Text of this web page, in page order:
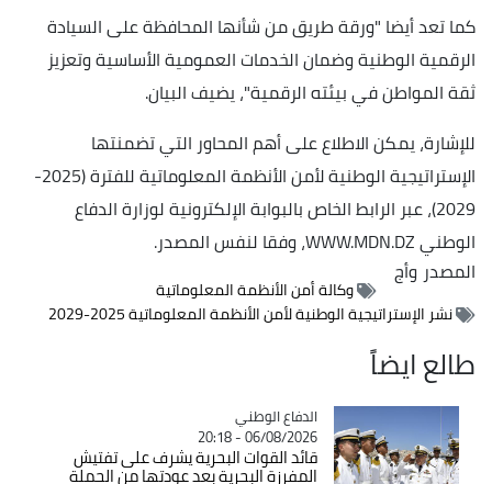
كما تعد أيضا "ورقة طريق من شأنها المحافظة على السيادة
الرقمية الوطنية وضمان الخدمات العمومية الأساسية وتعزيز
ثقة المواطن في بيئته الرقمية"، يضيف البيان.
للإشارة، يمكن الاطلاع على أهم المحاور التي تضمنتها
الإستراتيجية الوطنية لأمن الأنظمة المعلوماتية للفترة (2025-
2029)، عبر الرابط الخاص بالبوابة الإلكترونية لوزارة الدفاع
الوطني WWW.MDN.DZ، وفقا لنفس المصدر.
المصدروأج
وكالة أمن الأنظمة المعلوماتية
نشر الإستراتيجية الوطنية لأمن الأنظمة المعلوماتية 2025-2029
طالع ايضاً
Catégorie
الدفاع الوطني
06/08/2026 - 20:18
قائد القوات البحرية يشرف على تفتيش
المفرزة البحرية بعد عودتها من الحملة